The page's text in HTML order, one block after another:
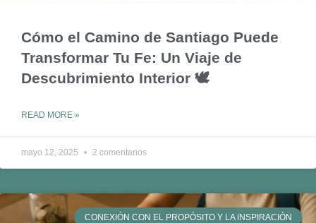
Cómo el Camino de Santiago Puede
Transformar Tu Fe: Un Viaje de
Descubrimiento Interior 🕊️
READ MORE »
mayo 12, 2025 2 comentarios
CONEXIÓN CON EL PROPÓSITO Y LA INSPIRACIÓN